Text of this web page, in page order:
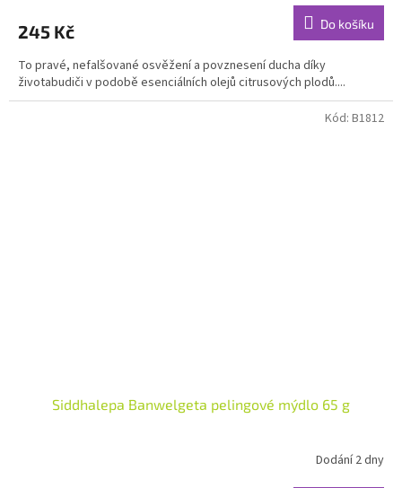
je
z
5
hvězdiček.
245 Kč Do košíku
To pravé, nefalšované osvěžení a povznesení ducha díky
životabudiči v podobě esenciálních olejů citrusových plodů....
Siddhalepa Banwelgeta pelingové mýdlo 65 g
Dodání 2 dny
Kód: B1812